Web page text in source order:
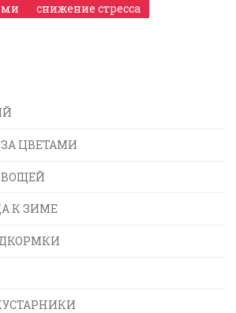
снижение стресса
ЦВЕТАМИ
К ЗИМЕ